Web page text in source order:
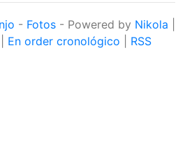
- Fotos- Powered by Nikola
En order cronológico RSS